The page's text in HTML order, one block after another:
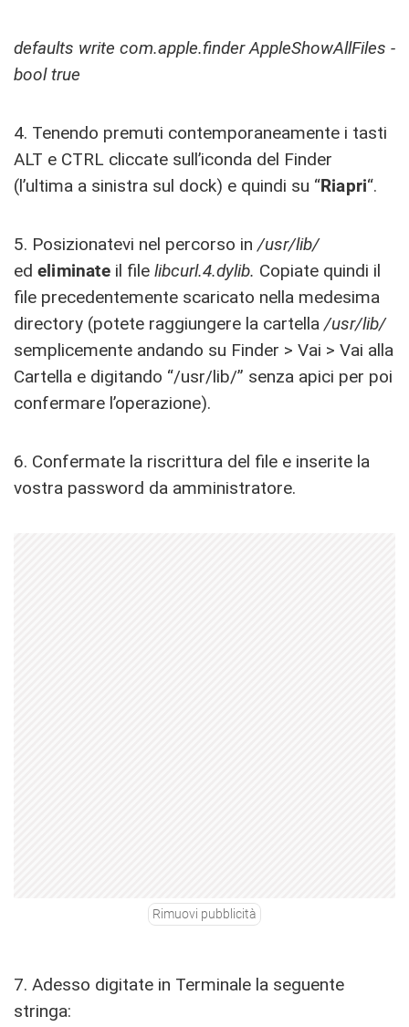
defaults write com.apple.finder AppleShowAllFiles -
bool true
4. Tenendo premuti contemporaneamente i tasti
ALT e CTRL cliccate sull’iconda del Finder
(l’ultima a sinistra sul dock) e quindi su “Riapri“.
5. Posizionatevi nel percorso in /usr/lib/
ed eliminateil file libcurl.4.dylib. Copiate quindi il
file precedentemente scaricato nella medesima
directory (potete raggiungere la cartella /usr/lib/
semplicemente andando su Finder > Vai > Vai alla
Cartella e digitando “/usr/lib/” senza apici per poi
confermare l’operazione).
6. Confermate la riscrittura del file e inserite la
vostra password da amministratore.
Rimuovi pubblicità
7. Adesso digitate in Terminale la seguente
stringa: